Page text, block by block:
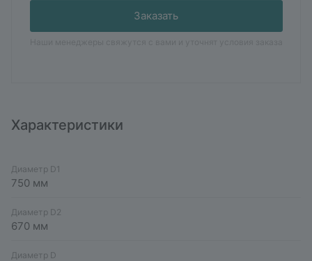
Заказать
Характеристики
Диаметр D1
750 мм
Диаметр D2
670 мм
Диаметр D